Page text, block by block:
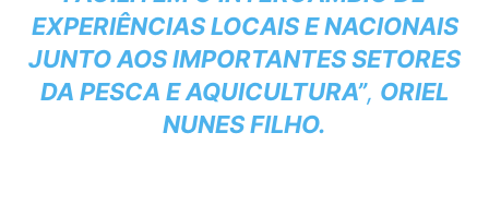
EXPERIÊNCIAS LOCAIS E NACIONAIS
JUNTO AOS IMPORTANTES SETORES
DA PESCA E AQUICULTURA”, ORIEL
NUNES FILHO.